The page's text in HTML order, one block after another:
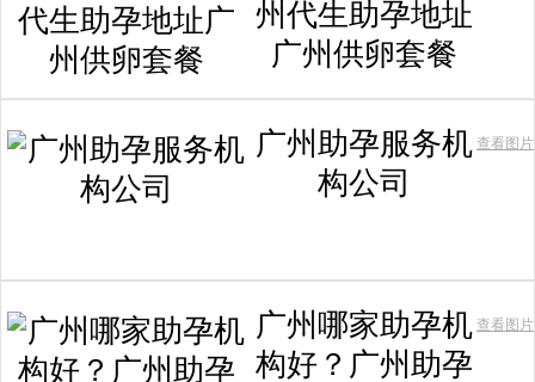
州代生助孕地址
广州供卵套餐
广州助孕服务机
构公司
查看图片
广州哪家助孕机
构好？广州助孕
查看图片